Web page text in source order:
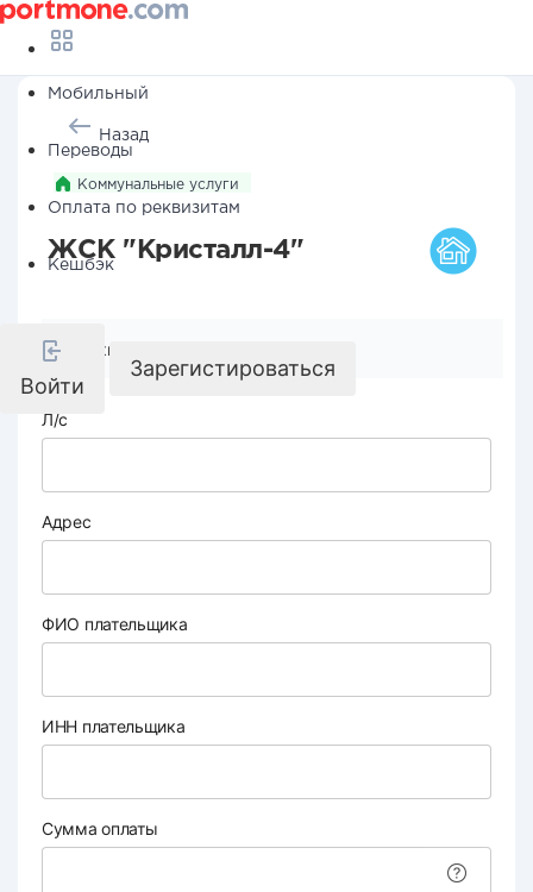
Мобильный
Переводы
Оплата по реквизитам
Кешбэк
Войти
Зарегистироваться
Назад
Коммунальные услуги
ЖСК "Кристалл-4"
Реквизиты компании
Л/с
Адрес
ФИО плательщика
ИНН плательщика
Сумма оплаты